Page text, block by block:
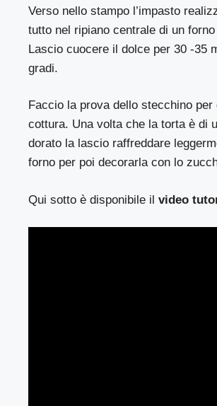
Verso nello stampo l’impasto
tutto nel ripiano centrale di un
Lascio cuocere il dolce per 30 -35
gradi.
Faccio la prova dello stecchino
cottura. Una volta che la torta è di
dorato la lascio raffreddare
forno per poi decorarla con lo
Qui sotto è disponibile il video